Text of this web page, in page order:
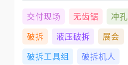
交付现场 无齿锯
冲孔
破拆
液压破拆
展会
破拆工具组
破拆机人